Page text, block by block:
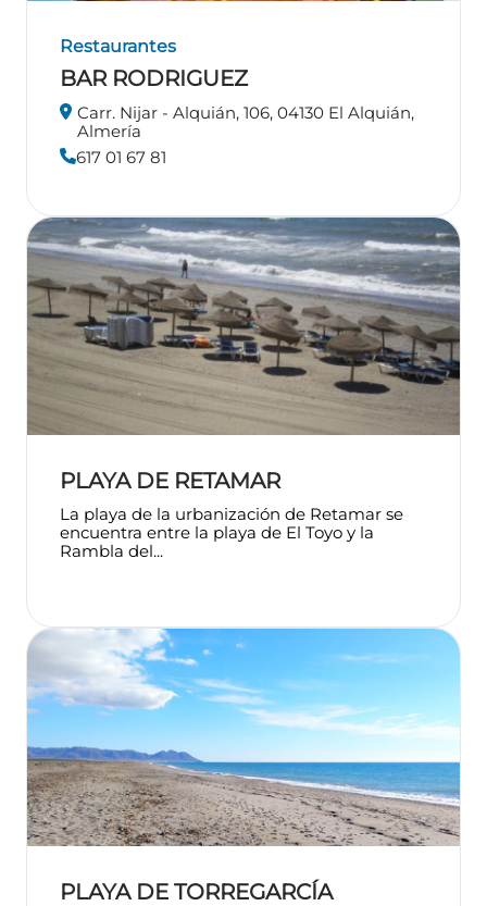
Restaurantes
BAR RODRIGUEZ
Carr. Nijar - Alquián, 106, 04130 El Alquián,
Almería
617 01 67 81
PLAYA DE RETAMAR
La playa de la urbanización de Retamar se
encuentra entre la playa de El Toyo y la
Rambla del...
PLAYA DE TORREGARCÍA